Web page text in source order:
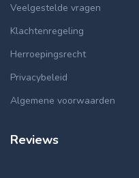
Veelgestelde vragen
Klachtenregeling
Herroepingsrecht
Privacybeleid
Algemene voorwaarden
Reviews